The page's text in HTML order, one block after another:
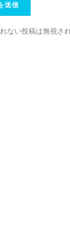
ない投稿は無視さ